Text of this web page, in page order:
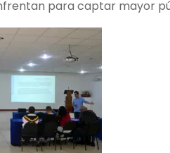
para captar mayor